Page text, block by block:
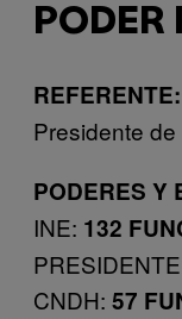
PODER
Presidente
PODERES Y
INE: 132
CNDH: 57